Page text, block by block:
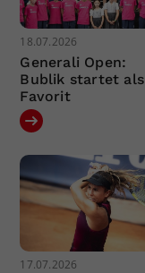
18.07.2026
Generali Open:
Bublik startet als
Favorit
17.07.2026